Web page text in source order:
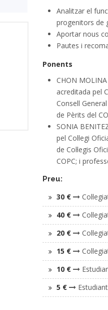
Analitzar el
progenitors de
Aportar nous
Pautes i
Ponents
CHON
acreditada pel
Consell
de Pèrits del
SONIA
pel Col·legi
de Col·legis
COPC; i
Preu:
30 €
40 €
20 €
15 €
10 €
5 €